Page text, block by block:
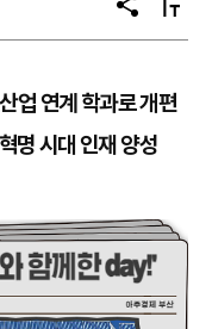
공
유
텍
스
기
업 연계 학과로 개편
명 시대 인재 양성